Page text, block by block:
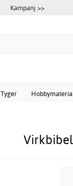
Kampanj >>
Tyger